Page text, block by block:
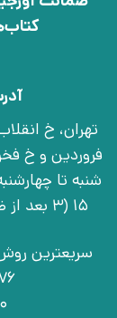
15 (3 بعد از ظهر) - قبل از تشریف آوردن تماس بگیرید
سریعترین
021-66410976 | 09030925756
10 صبح